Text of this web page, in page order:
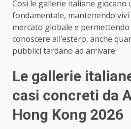
Così le gallerie italiane giocano
fondamentale, mantenendo vivi
mercato globale e
conoscere all’estero, anche
pubblici tardano ad arrivare.
Le gallerie
casi concreti da
Hong Kong 2026